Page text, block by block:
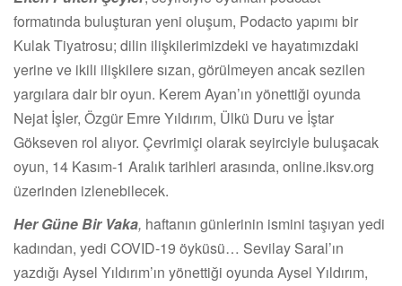
formatında buluşturan yeni oluşum, Podacto yapımı bir
Kulak Tiyatrosu; dilin ilişkilerimizdeki ve hayatımızdaki
yerine ve ikili ilişkilere sızan, görülmeyen ancak sezilen
yargılara dair bir oyun. Kerem Ayan’ın yönettiği oyunda
Nejat İşler, Özgür Emre Yıldırım, Ülkü Duru ve İştar
Gökseven rol alıyor. Çevrimiçi olarak seyirciyle buluşacak
oyun, 14 Kasım-1 Aralık tarihleri arasında, online.iksv.org
üzerinden izlenebilecek.
Her Güne Bir Vaka, haftanın günlerinin ismini taşıyan yedi
kadından, yedi COVID-19 öyküsü… Sevilay Saral’ın
yazdığı Aysel Yıldırım’ın yönettiği oyunda Aysel Yıldırım,